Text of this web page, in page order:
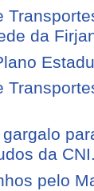
da
da
pelo